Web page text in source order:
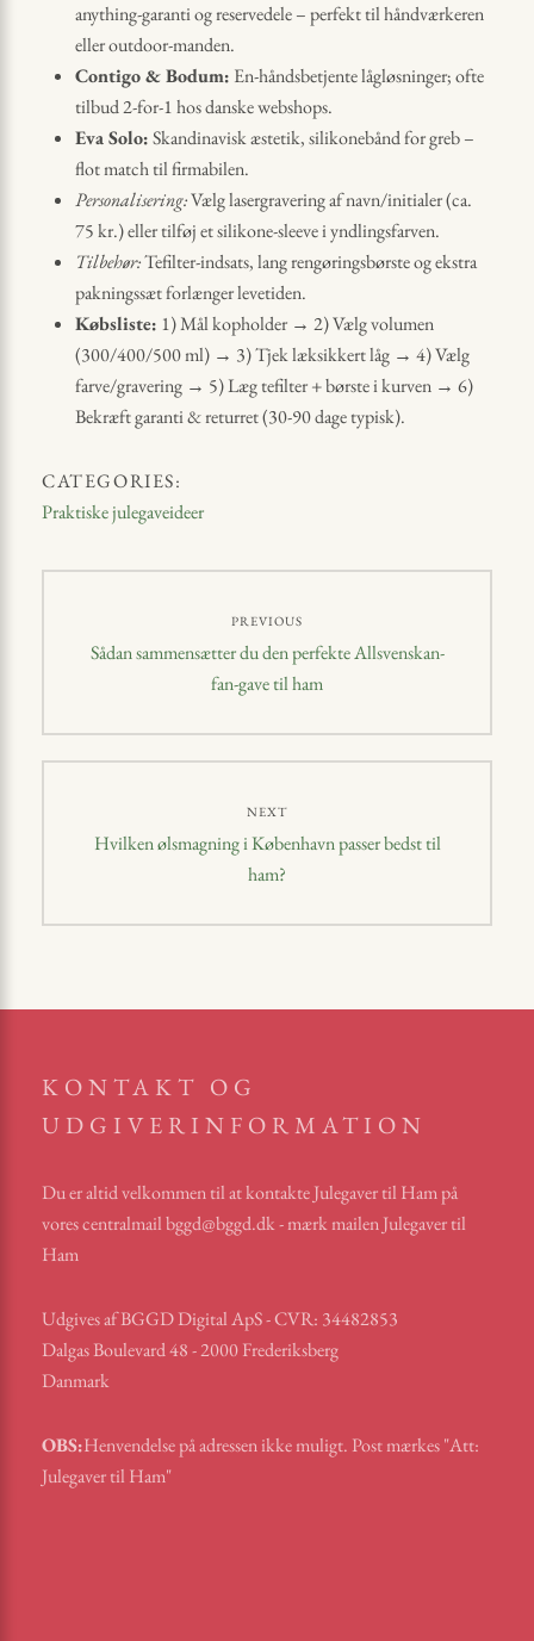
anything-garanti og reservedele – perfekt til håndværkeren
eller outdoor-manden.
Contigo & Bodum: En-håndsbetjente lågløsninger; ofte
tilbud 2-for-1 hos danske webshops.
Eva Solo:Skandinavisk æstetik, silikonebånd for greb –
flot match til firmabilen.
Personalisering:Vælg lasergravering af navn/initialer (ca.
75 kr.) eller tilføj et silikone-sleeve i yndlingsfarven.
Tilbehør:Tefilter-indsats, lang rengøringsbørste og ekstra
pakningssæt forlænger levetiden.
Købsliste: 1) Mål kopholder → 2) Vælg volumen
(300/400/500 ml) → 3) Tjek læk­sikkert låg → 4) Vælg
farve/gravering → 5) Læg tefilter + børste i kurven → 6)
Bekræft garanti & returret (30-90 dage typisk).
CATEGORIES:
Praktiske julegaveideer
PREVIOUS
Previous
Sådan sammensætter du den perfekte Allsvenskan-
fan-gave til ham
NEXT
Next
Hvilken ølsmagning i København passer bedst til
ham?
KONTAKT OG
UDGIVERINFORMATION
Du er altid velkommen til at kontakte Julegaver til Ham på
vores centralmailbggd@bggd.dk- mærk mailen Julegaver til
Ham
Udgives af BGGD Digital ApS - CVR: 34482853
Dalgas Boulevard 48 - 2000 Frederiksberg
Danmark
OBS:Henvendelse på adressen ikke muligt. Post mærkes "Att:
Julegaver til Ham"